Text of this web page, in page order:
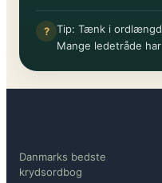
? Tip: Tænk i
Mange ledetråde
Danmarks bedste
krydsordbog